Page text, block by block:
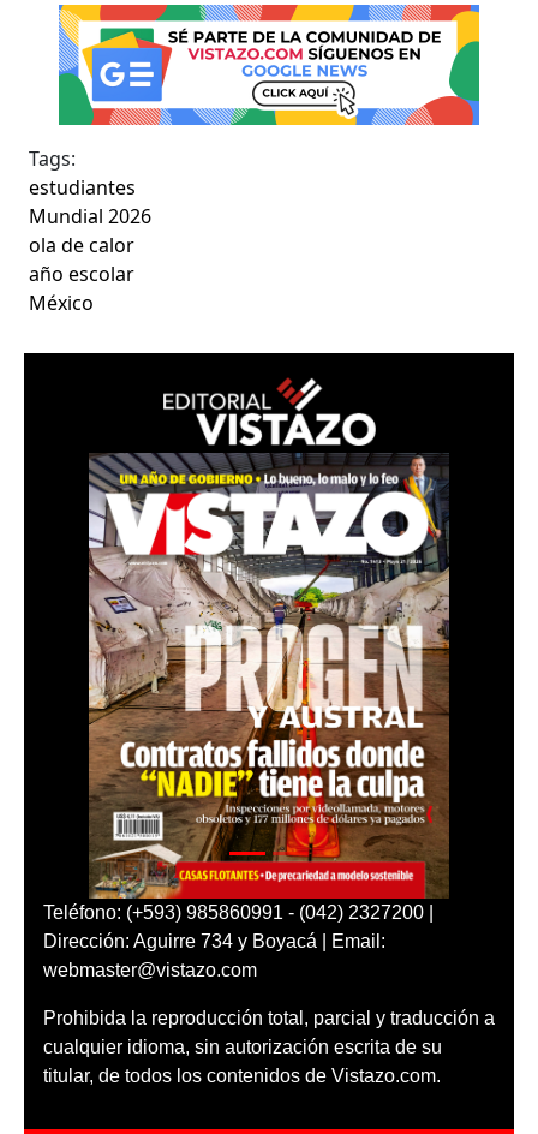
Tags:
estudiantes
Mundial 2026
ola de calor
año escolar
México
Teléfono: (+593) 985860991 - (042) 2327200 |
Dirección: Aguirre 734 y Boyacá | Email:
webmaster@vistazo.com
Prohibida la reproducción total, parcial y traducción a
cualquier idioma, sin autorización escrita de su
titular, de todos los contenidos de Vistazo.com.